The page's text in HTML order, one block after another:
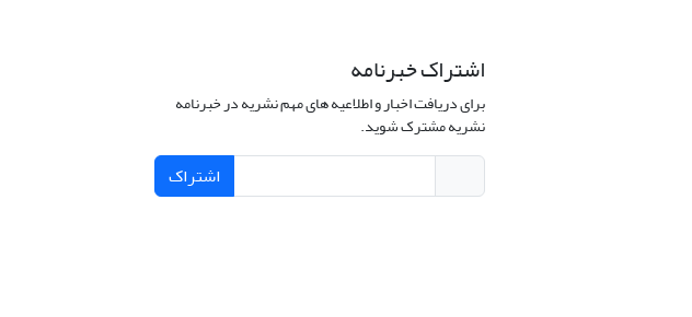
اشتراک خبرنامه
برای دریافت اخبار و اطلاعیه های مهم نشریه در خبرنامه
نشریه مشترک شوید.
اشتراک